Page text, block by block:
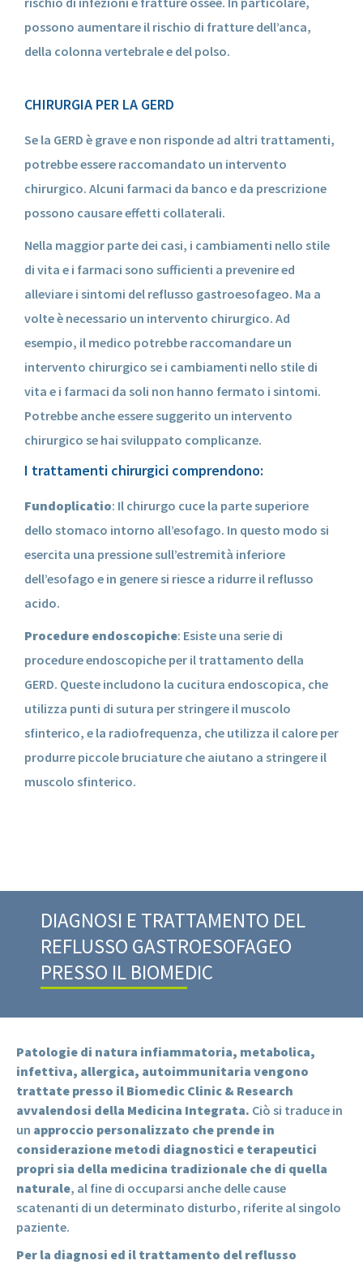
possono aumentare il rischio di fratture dell’anca,
della colonna vertebrale e del polso.
CHIRURGIA PER LA GERD
Se la GERD è grave e non risponde ad altri trattamenti,
potrebbe essere raccomandato un intervento
chirurgico. Alcuni farmaci da banco e da prescrizione
possono causare effetti collaterali.
Nella maggior parte dei casi, i cambiamenti nello stile
di vita e i farmaci sono sufficienti a prevenire ed
alleviare i sintomi del reflusso gastroesofageo. Ma a
volte è necessario un intervento chirurgico. Ad
esempio, il medico potrebbe raccomandare un
intervento chirurgico se i cambiamenti nello stile di
vita e i farmaci da soli non hanno fermato i sintomi.
Potrebbe anche essere suggerito un intervento
chirurgico se hai sviluppato complicanze.
I trattamenti chirurgici comprendono:
Fundoplicatio: Il chirurgo cuce la parte superiore
dello stomaco intorno all’esofago. In questo modo si
esercita una pressione sull’estremità inferiore
dell’esofago e in genere si riesce a ridurre il reflusso
acido.
Procedure endoscopiche: Esiste una serie di
procedure endoscopiche per il trattamento della
GERD. Queste includono la cucitura endoscopica, che
utilizza punti di sutura per stringere il muscolo
sfinterico, e la radiofrequenza, che utilizza il calore per
produrre piccole bruciature che aiutano a stringere il
muscolo sfinterico.
DIAGNOSI E TRATTAMENTO DEL
REFLUSSO GASTROESOFAGEO
PRESSO IL BIOMEDIC
Patologie di natura infiammatoria, metabolica,
infettiva, allergica, autoimmunitaria vengono
trattate presso il Biomedic Clinic & Research
avvalendosi della Medicina Integrata. Ciò si traduce in
un approccio personalizzato che prende in
considerazione metodi diagnostici e terapeutici
propri sia della medicina tradizionale che di quella
naturale, al fine di occuparsi anche delle cause
scatenanti di un determinato disturbo, riferite al singolo
paziente.
Per la diagnosi ed il trattamento del reflusso